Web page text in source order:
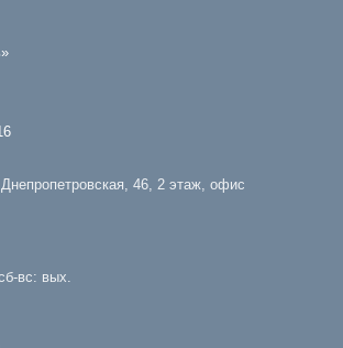
x1 528₽/кв.м
Керамогранит матовый Feeria